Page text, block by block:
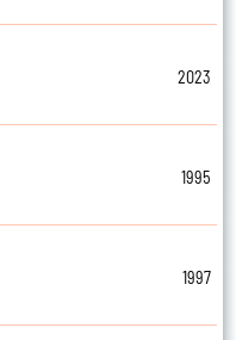
2023
1995
1997